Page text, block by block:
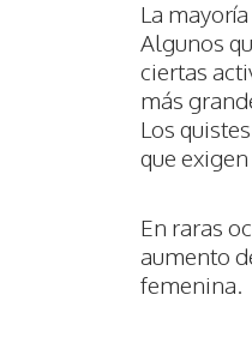
La
Algunos
ciertas
más
Los
que
En raras
aumento
femenina.